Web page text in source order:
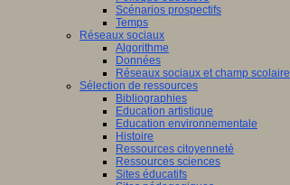
Scénarios prospectifs
Temps
Réseaux sociaux
Algorithme
Données
Réseaux sociaux et champ scolaire
Sélection de ressources
Bibliographies
Education artistique
Education environnementale
Histoire
Ressources citoyenneté
Ressources sciences
Sites éducatifs